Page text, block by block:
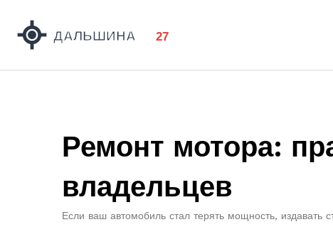
Ремонт мотора:
владельцев
Если ваш автомобиль стал терять мощность, издавать